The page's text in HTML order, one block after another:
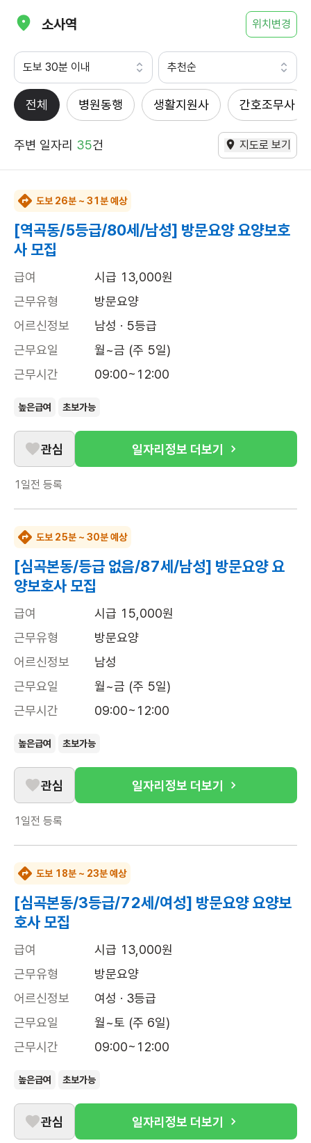
소사역 위치변경
도보 30분 이내 추천순
전체 병원동행 생활지원사 간호조무사
주변 일자리 35건 지도로 보기
도보 26분 ~ 31분 예상
[역곡동/5등급/80세/남성] 방문요양 요양보호
사 모집
급여
시급 13,000원
근무유형
방문요양
어르신정보
남성 · 5등급
근무요일
월~금 (주 5일)
근무시간
09:00~12:00
높은급여 초보가능
관심 일자리정보 더보기
1일전 등록
도보 25분 ~ 30분 예상
[심곡본동/등급 없음/87세/남성] 방문요양 요
양보호사 모집
급여
시급 15,000원
근무유형
방문요양
어르신정보
남성
근무요일
월~금 (주 5일)
근무시간
09:00~12:00
높은급여 초보가능
관심 일자리정보 더보기
1일전 등록
도보 18분 ~ 23분 예상
[심곡본동/3등급/72세/여성] 방문요양 요양보
호사 모집
급여
시급 13,000원
근무유형
방문요양
어르신정보
여성 · 3등급
근무요일
월~토 (주 6일)
근무시간
09:00~12:00
높은급여 초보가능
관심 일자리정보 더보기